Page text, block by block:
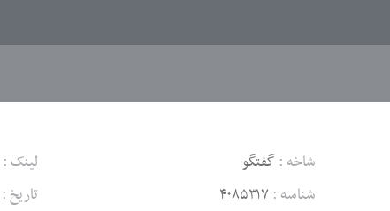
شاخه : گفتگو لینک :
شناسه : ۴۰۸۵۳۱۷ تاریخ :